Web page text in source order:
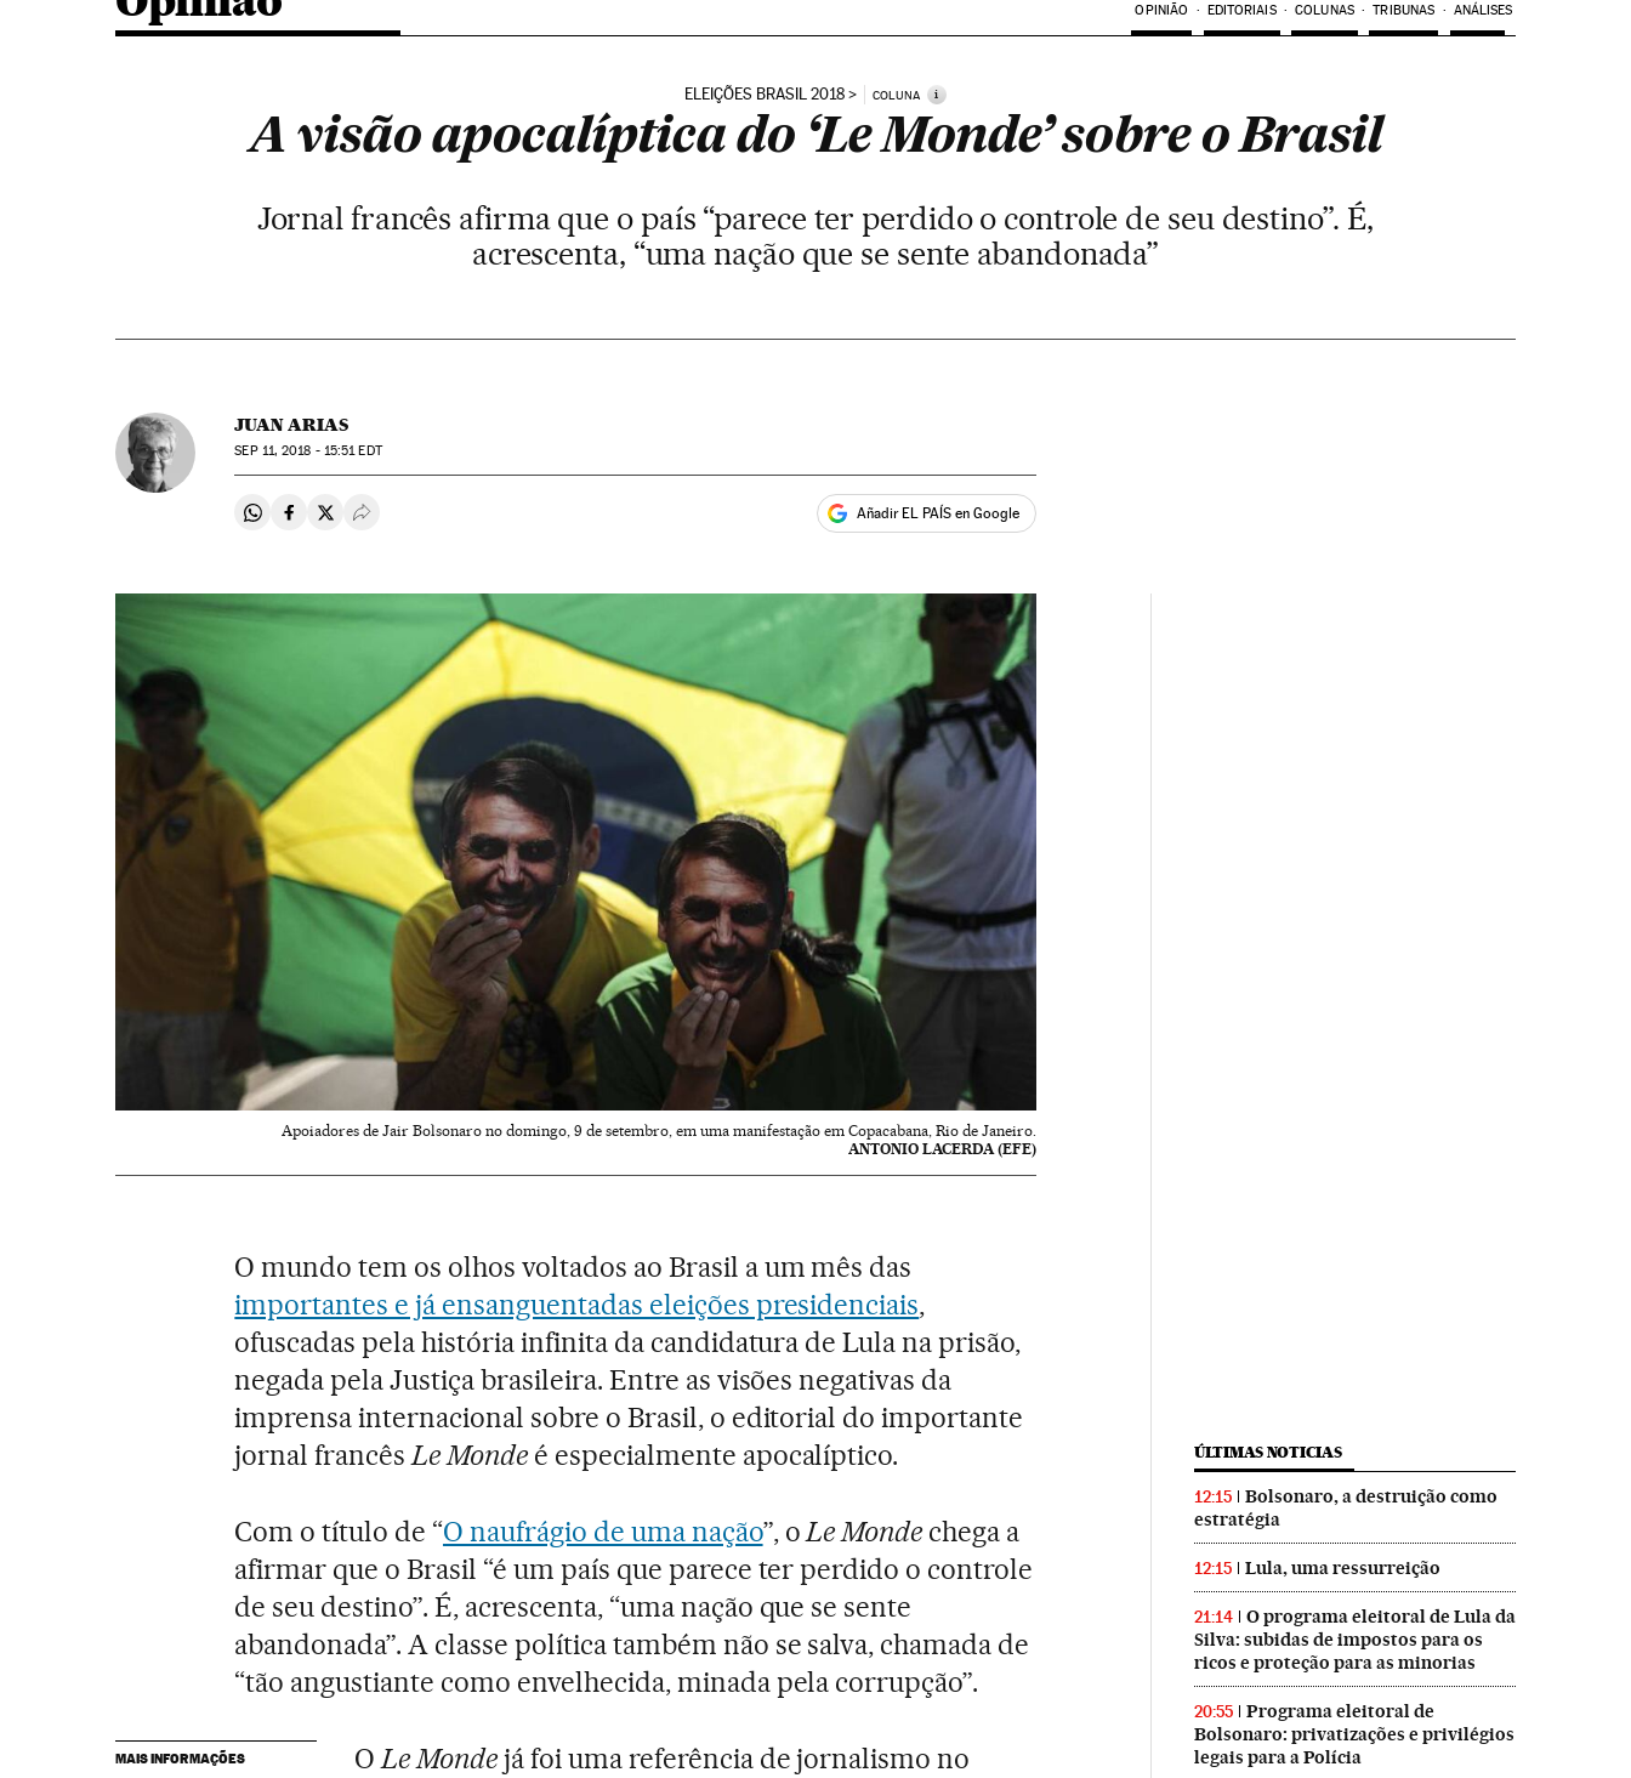
OPINIÃO EDITORIAIS COLUNAS TRIBUNAS ANÁLISES
ELEIÇÕES BRASIL 2018 COLUNA i
A visão apocalíptica do ‘Le Monde’ sobre o Brasil
Jornal francês afirma que o país “parece ter perdido o controle de seu destino”. É,
acrescenta, “uma nação que se sente abandonada”
JUAN ARIAS
SEP11, 2018 - 15:51EDT
Compartir en Whatsapp
Compartir en Facebook
Compartir en Twitter
Desplegar Redes Sociales Añadir EL PAÍS en Google
Apoiadores de Jair Bolsonaro no domingo, 9 de setembro, em uma manifestação em Copacabana, Rio de Janeiro.
ANTONIO LACERDA (EFE)
O mundo tem os olhos voltados ao Brasil a um mês das
importantes e já ensanguentadas eleições presidenciais,
ofuscadas pela história infinita da candidatura de Lula na prisão,
negada pela Justiça brasileira. Entre as visões negativas da
imprensa internacional sobre o Brasil, o editorial do importante
jornal francêsLe Mondeé especialmente apocalíptico.
Com o título de “O naufrágio de uma nação”, oLe Mondechega a
afirmar que o Brasil “é um país que parece ter perdido o controle
de seu destino”. É, acrescenta, “uma nação que se sente
abandonada”. A classe política também não se salva, chamada de
“tão angustiante como envelhecida, minada pela corrupção”.
MAIS INFORMAÇÕES OLe Mondejá foi uma referência de jornalismo no
ÚLTIMAS NOTICIAS
12:15
Bolsonaro, a destruição como
estratégia
12:15 Lula, uma ressurreição
21:14
O programa eleitoral de Lula da
Silva: subidas de impostos para os
ricos e proteção para as minorias
20:55
Programa eleitoral de
Bolsonaro: privatizações e privilégios
legais para a Polícia